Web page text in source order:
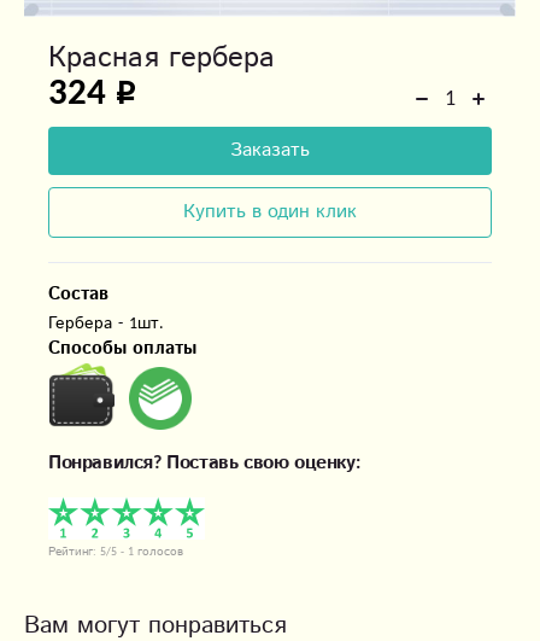
Красная гербера
324
Заказать
Купить в один клик
Состав
Гербера - 1шт.
Способы оплаты
Понравился? Поставь свою оценку:
Рейтинг: 5/5 - 1 голосов
Вам могут понравиться